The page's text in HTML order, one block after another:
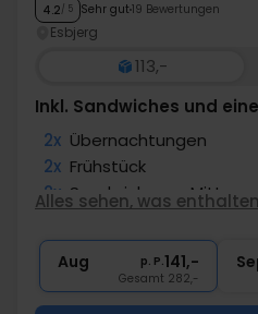
4.2/ 5 Sehr gut 19 Bewertungen
Esbjerg
113,-
Inkl. Sandwiches und
2x Übernachtungen
2x Frühstück
2x Sandwich zum
1x Fl. Wein bei Anreise pro
Alles sehen, was
Aug p. P.141,-
Gesamt 282,-